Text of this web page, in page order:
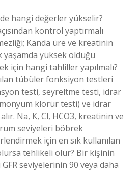
hangi değerler yükselir?
kontrol yaptırmalı
Kanda üre ve kreatinin
yüksek olduğu
için hangi tahliller yapılmalı?
tübüler fonksiyon testleri
testi, seyreltme testi, idrar
klorür testi) ve idrar
Na, K, Cl, HCO3, kreatinin ve
seviyeleri böbrek
için en sık kullanılan
tehlikeli olur? Bir kişinin
GFR seviyelerinin 90 veya daha